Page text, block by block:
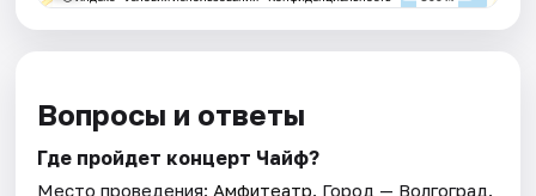
Вопросы и ответы
Где пройдет концерт Чайф?
Место проведения:Амфитеатр. Город — Волгоград.